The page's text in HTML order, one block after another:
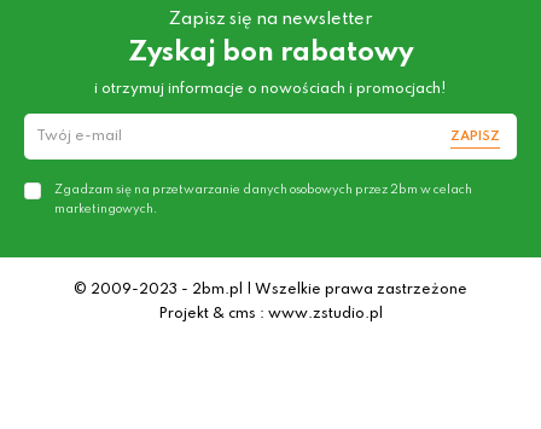
Zapisz się na newsletter
Zyskaj bon rabatowy
i otrzymuj informacje o nowościach i promocjach!
ZAPISZ
Zgadzam się na przetwarzanie danych osobowych przez 2bm w celach
marketingowych.
© 2009-2023 - 2bm.pl | Wszelkie prawa zastrzeżone
Projekt & cms : www.zstudio.pl